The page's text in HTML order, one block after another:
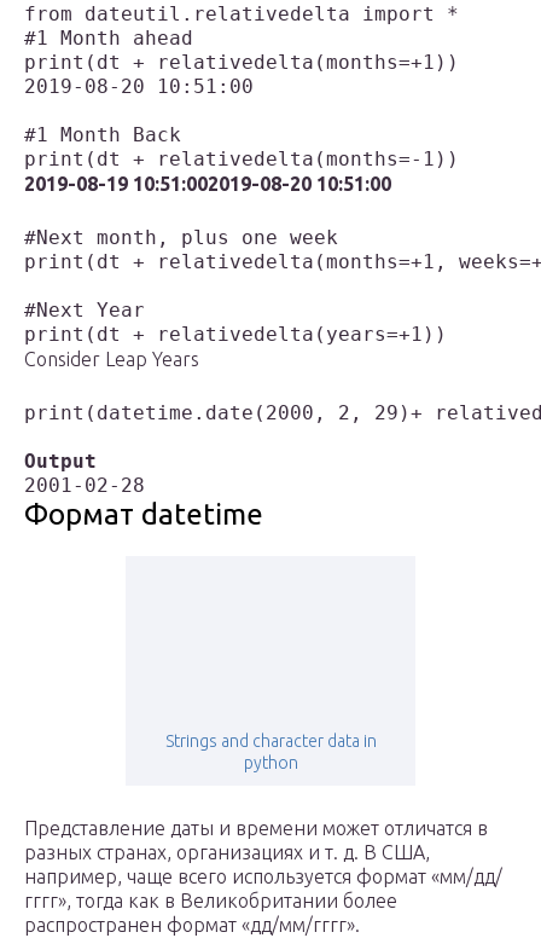
from dateutil.relativedelta import *
#1 Month ahead
print(dt + relativedelta(months=+1))
2019-08-20 10:51:00
#1 Month Back
2019-08-19 10:51:002019-08-20 10:51:00
#Next month, plus one week
print(dt + relativedelta(months=+1,
#Next Year
Consider Leap Years
print(datetime.date(2000, 2, 29)+
Output
Формат datetime
Strings and character data in
python
Представление даты и времени может отличатся в
разных странах, организациях и т. д. В США,
например, чаще всего используется формат «мм/дд/
гггг», тогда как в Великобритании более
распространен формат «дд/мм/гггг».